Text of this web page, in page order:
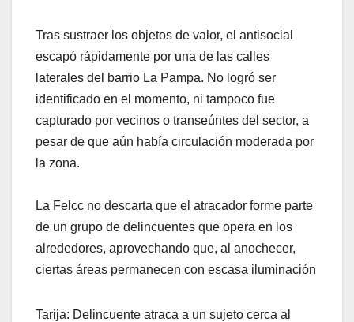
Tras sustraer los objetos de valor, el antisocial
escapó rápidamente por una de las calles
laterales del barrio La Pampa. No logró ser
identificado en el momento, ni tampoco fue
capturado por vecinos o transeúntes del sector, a
pesar de que aún había circulación moderada por
la zona.
La Felcc no descarta que el atracador forme parte
de un grupo de delincuentes que opera en los
alrededores, aprovechando que, al anochecer,
ciertas áreas permanecen con escasa iluminación
Tarija: Delincuente atraca a un sujeto cerca al